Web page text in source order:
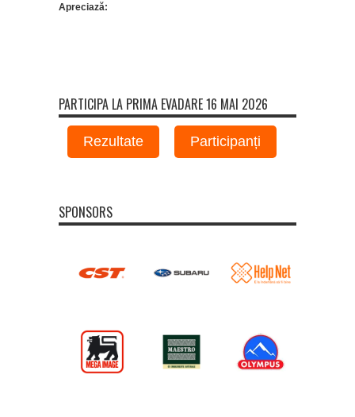
Apreciază:
PARTICIPA LA PRIMA EVADARE 16 MAI 2026
Rezultate Participanți
SPONSORS